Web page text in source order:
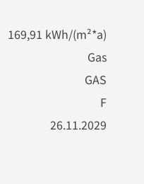
169,91 kWh/(m²*a)
Gas
GAS
F
26.11.2029